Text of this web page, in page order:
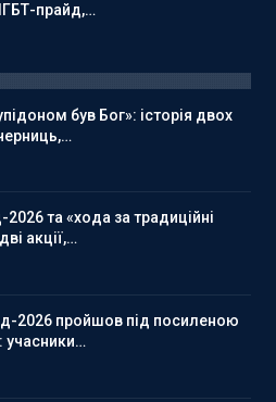
прайд,…
був Бог»: історія двох
та «хода за традиційні
акції,…
2026 пройшов під посиленою